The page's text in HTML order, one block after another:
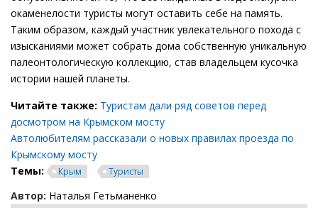
окаменелости туристы могут оставить себе на память.
Таким образом, каждый участник увлекательного похода с
изысканиями может собрать дома собственную уникальную
палеонтологическую коллекцию, став владельцем кусочка
истории нашей планеты.
Читайте также: Туристам дали ряд советов перед
досмотром на Крымском мосту
Автолюбителям рассказали о новых правилах проезда по
Крымскому мосту
Темы:
Крым Туристы
Автор: Наталья Гетьманенко